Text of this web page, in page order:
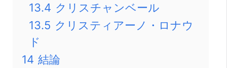
13.4 クリスチャンベール
13.5 クリスティアーノ・ロナウ
ド
14 結論